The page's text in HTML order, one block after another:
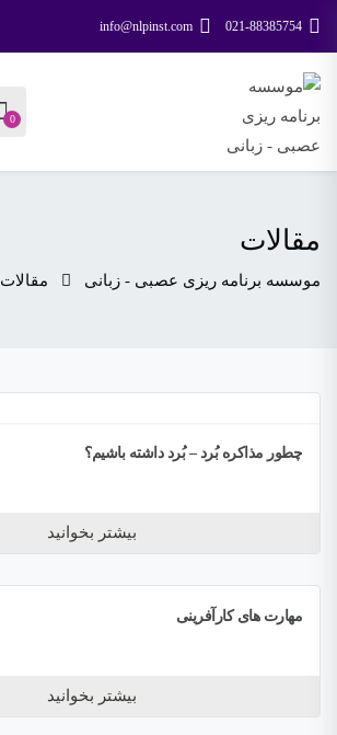
021-88385754
info@nlpinst.com
0
مقالات
موسسه برنامه ریزی عصبی - زبانی مقالات
چطور مذاکره بُرد – بُرد داشته باشیم؟
بیشتر بخوانید
مهارت های کارآفرینی
بیشتر بخوانید